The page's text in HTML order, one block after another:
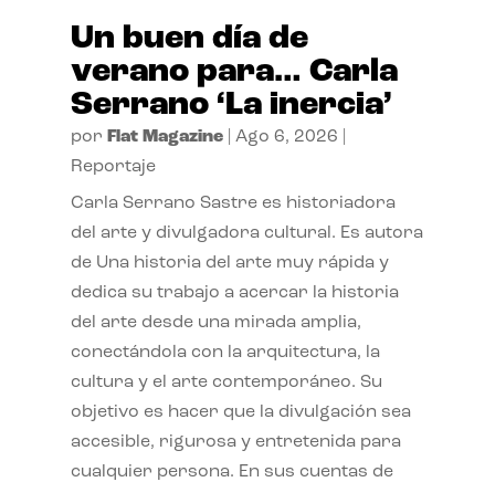
Un buen día de
verano para… Carla
Serrano ‘La inercia’
por Flat Magazine| Ago 6, 2026
Reportaje
Carla Serrano Sastre es historiadora
del arte y divulgadora cultural. Es autora
de Una historia del arte muy rápida y
dedica su trabajo a acercar la historia
del arte desde una mirada amplia,
conectándola con la arquitectura, la
cultura y el arte contemporáneo. Su
objetivo es hacer que la divulgación sea
accesible, rigurosa y entretenida para
cualquier persona. En sus cuentas de